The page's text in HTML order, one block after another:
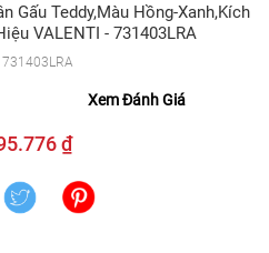
Gấu Teddy,màu Hồng-Xanh,kích
VALENTI - 731403LRA
731403LRA
Xem Đánh Giá
₫